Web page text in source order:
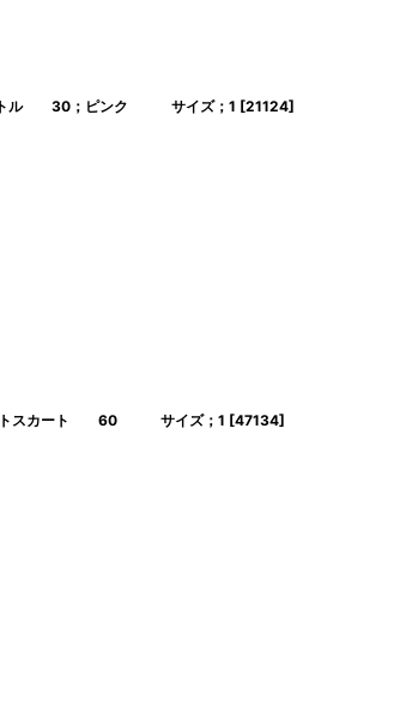
トル 30；ピンク サイズ；1 [21124]
トスカート 60 サイズ；1 [47134]